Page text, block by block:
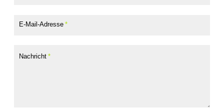
E-Mail-Adresse
Nachricht